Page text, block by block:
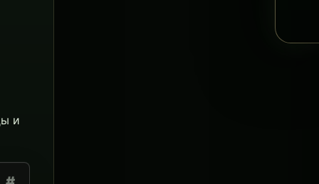
и